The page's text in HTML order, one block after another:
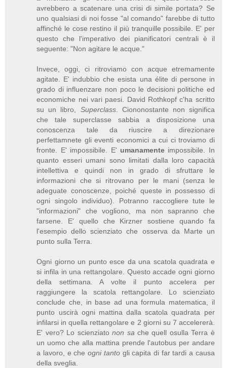
avrebbero a scatenare una crisi di simile portata? Se
uno qualsiasi di noi fosse "al comando" farebbe di tutto
affinché le cose restino il più tranquille possibile. E' per
questo che l'imperativo dei pianificatori centrali è il
seguente: "Non agitare le acque."
Invece, oggi, ci ritroviamo con acque etremamente
agitate. E' indubbio che esista una élite di persone in
grado di influenzare non poco le decisioni politiche ed
economiche nei vari paesi. David Rothkopf c'ha scritto
su un libro, Superclass. Ciononostante non significa
che tale superclasse sabbia a disposizione una
conoscenza tale da riuscire a direzionare
perfettamnete gli eventi economici a cui ci troviamo di
fronte. E' impossibile. E' umanamenteimpossibile. In
quanto esseri umani sono limitati dalla loro capacità
intellettiva e quindi non in grado di sfruttare le
informazioni che si ritrovano per le mani (senza le
adeguate conoscenze, poiché queste in possesso di
ogni singolo individuo). Potranno raccogliere tute le
"informazioni" che vogliono, ma non sapranno che
farsene. E' quello che Kirzner sostiene quando fa
l'esempio dello scienziato che osserva da Marte un
punto sulla Terra.
Ogni giorno un punto esce da una scatola quadrata e
si infila in una rettangolare. Questo accade ogni giorno
della settimana. A volte il punto accelera per
raggiungere la scatola rettangolare. Lo scienziato
conclude che, in base ad una formula matematica, il
punto uscirà ogni mattina dalla scatola quadrata per
infilarsi in quella rettangolare e 2 giorni su 7 accelererà.
E' vero? Lo scienziatonon sa che quell osulla Terra è
un uomo che alla mattina prende l'autobus per andare
a lavoro, e cheogni tantogli capita di far tardi a causa
della sveglia.